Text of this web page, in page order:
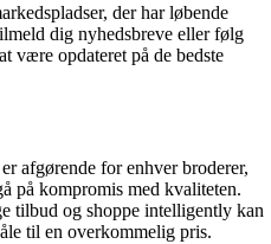
der har løbende
dig nyhedsbreve eller følg
være opdateret på de bedste
afgørende for enhver broderer,
på kompromis med kvaliteten.
tilbud og shoppe intelligently kan
til en overkommelig pris.